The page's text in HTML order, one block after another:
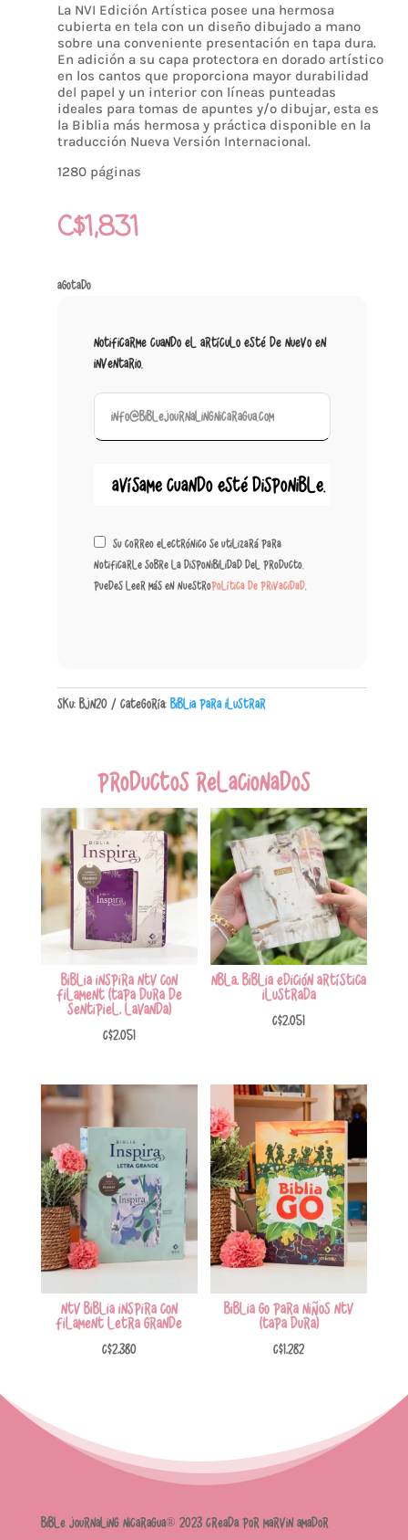
La NVI Edición Artística posee una hermosa
cubierta en tela con un diseño dibujado a mano
sobre una conveniente presentación en tapa dura.
En adición a su capa protectora en dorado artístico
en los cantos que proporciona mayor durabilidad
del papel y un interior con líneas punteadas
ideales para tomas de apuntes y/o dibujar, esta es
la Biblia más hermosa y práctica disponible en la
traducción Nueva Versión Internacional.
1280 páginas
C$1,831
Agotado
Notificarme cuando el artículo esté de nuevo en
inventario.
Su correo electrónico se utilizará para
notificarle sobre la disponibilidad del producto.
Puedes leer más en nuestropolítica de privacidad.
SKU: BJN20 Categoría: Biblia para ilustrar
Productos relacionados
Biblia Inspira NTV con
Filament (Tapa Dura de
Sentipiel, Lavanda)
C$2,051
NBLA, Biblia Edición Artística
Ilustrada
C$2,051
NTV Biblia Inspira con
Filament Letra Grande
C$2,380
Biblia GO para niños NTV
(Tapa dura)
C$1,282
Bible Journaling Nicaragua® 2023 Creada por Marvin Amador